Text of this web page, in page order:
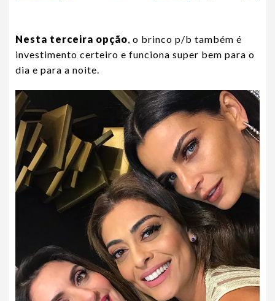
Nesta terceira opção, o brinco p/b também é
investimento certeiro e funciona super bem para o
dia e para a noite.